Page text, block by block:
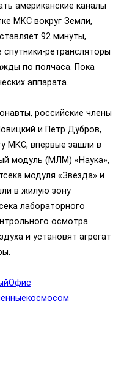
американские каналы
МКС вокруг Земли,
92 минуты,
спутники-ретрансляторы
по полчаса. Пока
аппарата.
российские члены
и Петр Дубров,
МКС, впервые зашли в
модуль (МЛМ) «Наука»,
модуля «Звезда» и
в жилую зону
лабораторного
осмотра
и установят агрегат